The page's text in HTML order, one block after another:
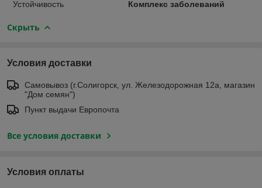
Устойчивость
Комплекс заболеваний
Скрыть
Условия доставки
Самовывоз (г.Солигорск, ул. Железодорожная 12а, магазин
"Дом семян")
Пункт выдачи Европочта
Все условия доставки
Условия оплаты